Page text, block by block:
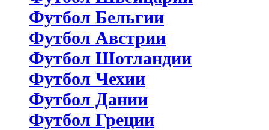
Футбол Бельгии
Футбол Австрии
Футбол Шотландии
Футбол Чехии
Футбол Дании
Футбол Греции